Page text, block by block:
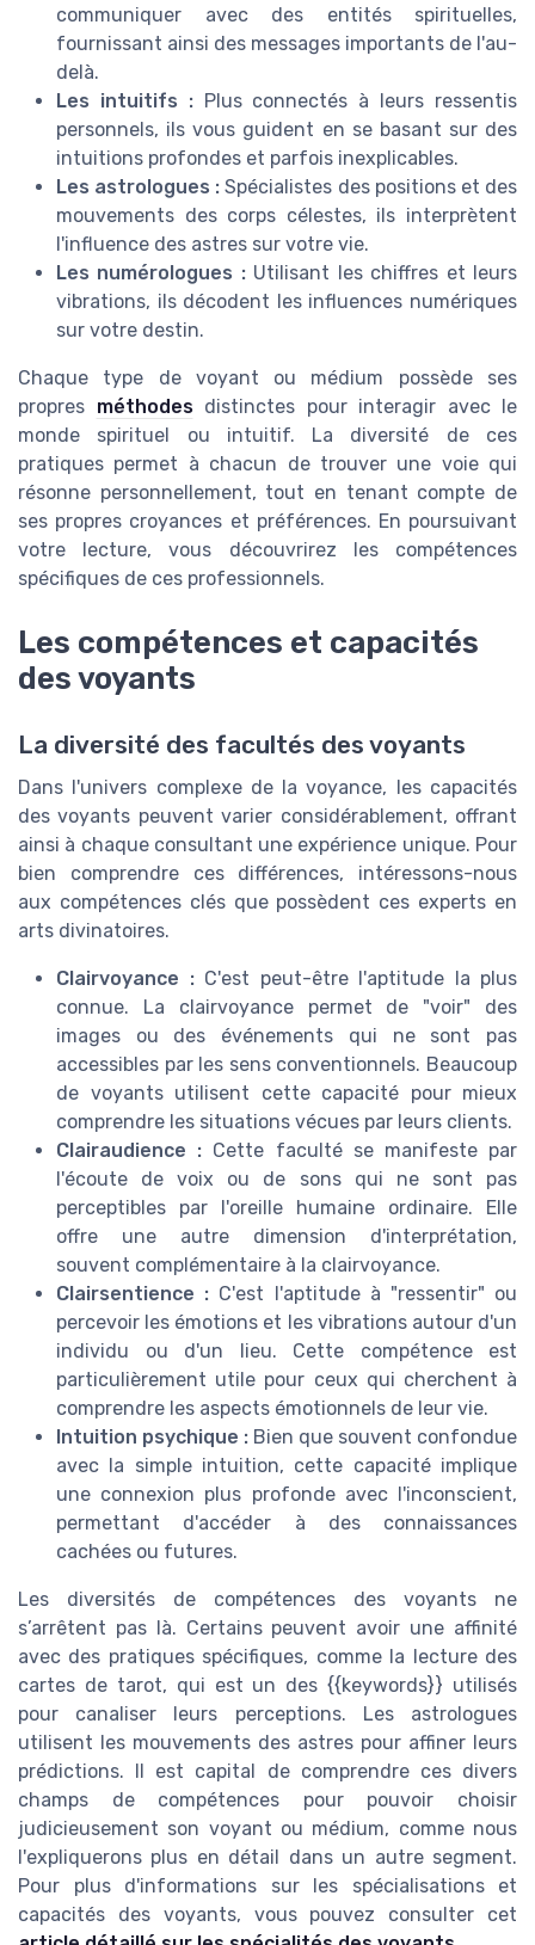
communiquer avec des entités spirituelles,
fournissant ainsi des messages importants de l'au-
delà.
Les intuitifs :Plus connectés à leurs ressentis
personnels, ils vous guident en se basant sur des
intuitions profondes et parfois inexplicables.
Les astrologues : Spécialistes des positions et des
mouvements des corps célestes, ils interprètent
l'influence des astres sur votre vie.
Les numérologues :Utilisant les chiffres et leurs
vibrations, ils décodent les influences numériques
sur votre destin.
Chaque type de voyant ou médium possède ses
propres méthodesdistinctes pour interagir avec le
monde spirituel ou intuitif. La diversité de ces
pratiques permet à chacun de trouver une voie qui
résonne personnellement, tout en tenant compte de
ses propres croyances et préférences. En poursuivant
votre lecture, vous découvrirez les compétences
spécifiques de ces professionnels.
Les compétences et capacités
des voyants
La diversité des facultés des voyants
Dans l'univers complexe de la voyance, les capacités
des voyants peuvent varier considérablement, offrant
ainsi à chaque consultant une expérience unique. Pour
bien comprendre ces différences, intéressons-nous
aux compétences clés que possèdent ces experts en
arts divinatoires.
Clairvoyance : C'est peut-être l'aptitude la plus
connue. La clairvoyance permet de "voir" des
images ou des événements qui ne sont pas
accessibles par les sens conventionnels. Beaucoup
de voyants utilisent cette capacité pour mieux
comprendre les situations vécues par leurs clients.
Clairaudience : Cette faculté se manifeste par
l'écoute de voix ou de sons qui ne sont pas
perceptibles par l'oreille humaine ordinaire. Elle
offre une autre dimension d'interprétation,
souvent complémentaire à la clairvoyance.
Clairsentience : C'est l'aptitude à "ressentir" ou
percevoir les émotions et les vibrations autour d'un
individu ou d'un lieu. Cette compétence est
particulièrement utile pour ceux qui cherchent à
comprendre les aspects émotionnels de leur vie.
Intuition psychique : Bien que souvent confondue
avec la simple intuition, cette capacité implique
une connexion plus profonde avec l'inconscient,
permettant d'accéder à des connaissances
cachées ou futures.
Les diversités de compétences des voyants ne
s’arrêtent pas là. Certains peuvent avoir une affinité
avec des pratiques spécifiques, comme la lecture des
cartes de tarot, qui est un des {{keywords}} utilisés
pour canaliser leurs perceptions. Les astrologues
utilisent les mouvements des astres pour affiner leurs
prédictions. Il est capital de comprendre ces divers
champs de compétences pour pouvoir choisir
judicieusement son voyant ou médium, comme nous
l'expliquerons plus en détail dans un autre segment.
Pour plus d'informations sur les spécialisations et
capacités des voyants, vous pouvez consulter cet